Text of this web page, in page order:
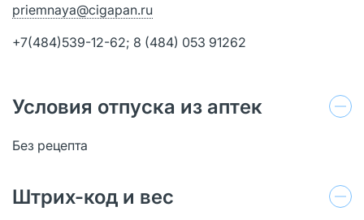
priemnaya@cigapan.ru
+7(484)539-12-62; 8 (484) 053 91262
Условия отпуска из аптек
Без рецепта
Штрих-код и вес